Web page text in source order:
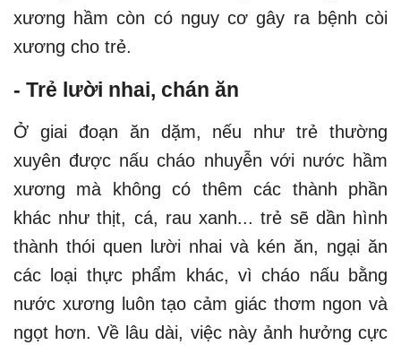
xương hầm còn có nguy cơ gây ra bệnh còi
xương cho trẻ.
- Trẻ lười nhai, chán ăn
Ở giai đoạn ăn dặm, nếu như trẻ thường
xuyên được nấu cháo nhuyễn với nước hầm
xương mà không có thêm các thành phần
khác như thịt, cá, rau xanh... trẻ sẽ dần hình
thành thói quen lười nhai và kén ăn, ngại ăn
các loại thực phẩm khác, vì cháo nấu bằng
nước xương luôn tạo cảm giác thơm ngon và
ngọt hơn. Về lâu dài, việc này ảnh hưởng cực